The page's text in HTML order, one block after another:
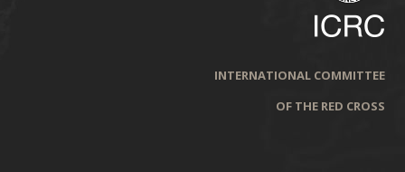
INTERNATIONAL COMMITTEE
OF THE RED CROSS